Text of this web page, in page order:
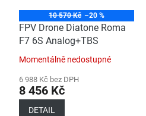
10 570 Kč –20 %
FPV Drone Diatone Roma
F7 6S Analog+TBS
Momentálně nedostupné
6 988 Kč bez DPH
8 456 Kč
DETAIL